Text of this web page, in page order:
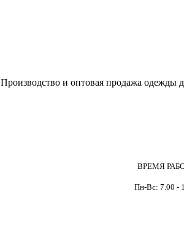
Производство и оптовая продажа одежды
ВРЕМЯ
Пн-Вс: 7.00 -